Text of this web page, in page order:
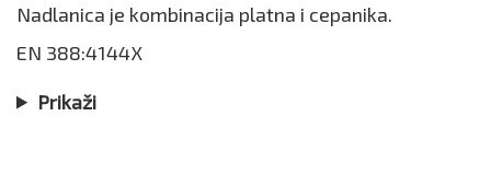
Nadlanica je kombinacija platna i cepanika.
EN 388:4144X
Prikaži